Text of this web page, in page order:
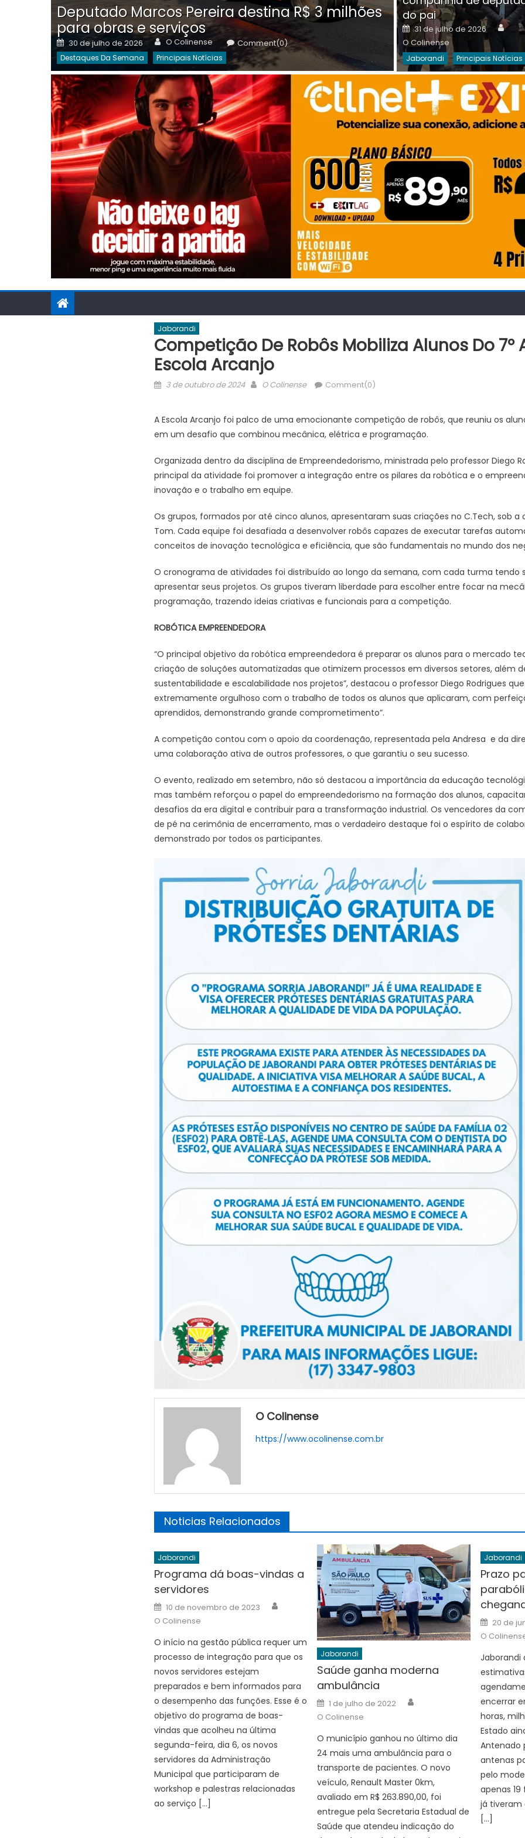
Deputado Marcos Pereira destina R$ 3 milhões
para obras e serviços
Posted
on
30 de julho de 2026 Author
O Colinense Comment(0)
Destaques Da Semana Principais Notícias
on
30 de julho de 2026 O
Destaques Da Semana
do pai
Posted
on
31 de julho de 2026
O Colinense
Jaborandi Principais Notícias
Jaborandi
Competição De Robôs Mobiliza Alunos Do 7º
Escola Arcanjo
Posted
3 de outubro de 2024 Author
O Colinense Comment(0)
A Escola Arcanjo foi palco de uma emocionante competição de robôs, que reuniu os
em um desafio que combinou mecânica, elétrica e programação.
Organizada dentro da disciplina de Empreendedorismo, ministrada pelo professor Diego
principal da atividade foi promover a integração entre os pilares da robótica e o
inovação e o trabalho em equipe.
Os grupos, formados por até cinco alunos, apresentaram suas criações no C.Tech, sob
Tom. Cada equipe foi desafiada a desenvolver robôs capazes de executar tarefas
conceitos de inovação tecnológica e eficiência, que são fundamentais no mundo dos
O cronograma de atividades foi distribuído ao longo da semana, com cada turma tendo
apresentar seus projetos. Os grupos tiveram liberdade para escolher entre focar na
programação, trazendo ideias criativas e funcionais para a competição.
ROBÓTICA EMPREENDEDORA
“O principal objetivo da robótica empreendedora é preparar os alunos para o mercado
criação de soluções automatizadas que otimizem processos em diversos setores, além
sustentabilidade e escalabilidade nos projetos”, destacou o professor Diego Rodrigues
extremamente orgulhoso com o trabalho de todos os alunos que aplicaram, com
aprendidos, demonstrando grande comprometimento”.
A competição contou com o apoio da coordenação, representada pela Andresa e da
uma colaboração ativa de outros professores, o que garantiu o seu sucesso.
O evento, realizado em setembro, não só destacou a importância da educação
mas também reforçou o papel do empreendedorismo na formação dos alunos,
desafios da era digital e contribuir para a transformação industrial. Os vencedores da
de pé na cerimônia de encerramento, mas o verdadeiro destaque foi o espírito de
demonstrado por todos os participantes.
O Colinense
https://www.ocolinense.com.br
Noticias Relacionados
Jaborandi
Programa dá boas-vindas a
servidores
Posted
on
10 de novembro de 2023
O Colinense
O início na gestão pública requer um
processo de integração para que os
novos servidores estejam
preparados e bem informados para
o desempenho das funções. Esse é o
objetivo do programa de boas-
vindas que acolheu na última
segunda-feira, dia 6, os novos
servidores da Administração
Municipal que participaram de
workshop e palestras relacionadas
ao serviço […]
Jaborandi
Saúde ganha moderna
ambulância
Posted
on
1 de julho de 2022
O Colinense
O município ganhou no último dia
24 mais uma ambulância para o
transporte de pacientes. O novo
veículo, Renault Master 0km,
avaliado em R$ 263.890,00, foi
entregue pela Secretaria Estadual de
Saúde que atendeu indicação do
Jaborandi
Prazo
Posted
on
20 de
O
Jaborandi
encerrar
horas,
Estado
Antenado
antenas
pelo
apenas
já tiveram
[…]